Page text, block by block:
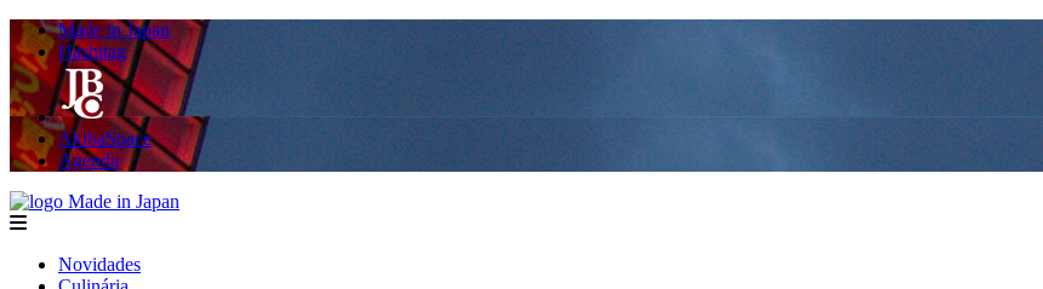
Made in Japan
Hashitag
AkibaSpace
Agenda
menu
Novidades